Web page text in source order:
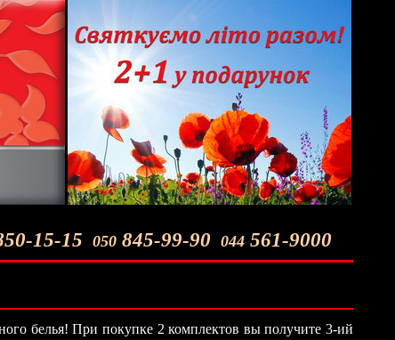
15-15 050 845-99-90 044 561-9000
белья! При покупке 2 комплектов вы получите 3-ий